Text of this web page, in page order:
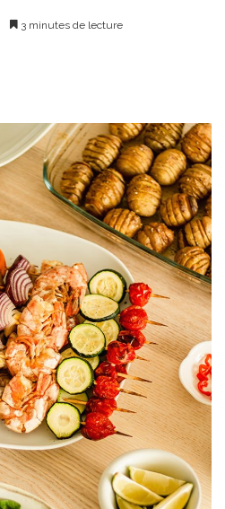
3 minutes de lecture